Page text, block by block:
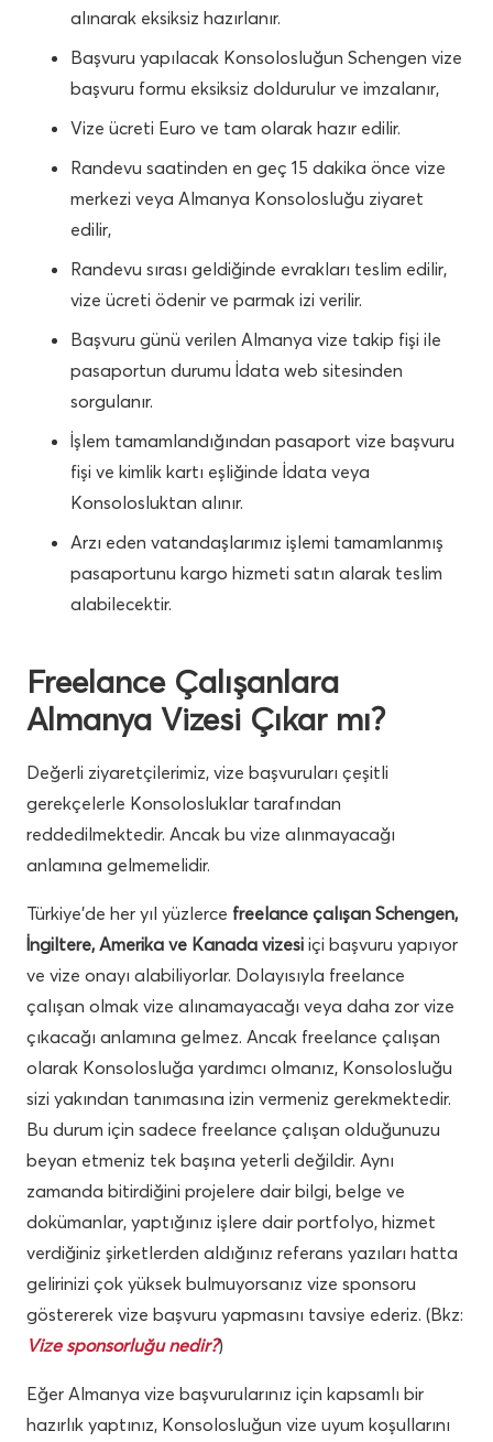
alınarak eksiksiz hazırlanır.
Başvuru yapılacak Konsolosluğun Schengen vize
başvuru formu eksiksiz doldurulur ve imzalanır,
Vize ücreti Euro ve tam olarak hazır edilir.
Randevu saatinden en geç 15 dakika önce vize
merkezi veya Almanya Konsolosluğu ziyaret
edilir,
Randevu sırası geldiğinde evrakları teslim edilir,
vize ücreti ödenir ve parmak izi verilir.
Başvuru günü verilen Almanya vize takip fişi ile
pasaportun durumu İdata web sitesinden
sorgulanır.
İşlem tamamlandığından pasaport vize başvuru
fişi ve kimlik kartı eşliğinde İdata veya
Konsolosluktan alınır.
Arzı eden vatandaşlarımız işlemi tamamlanmış
pasaportunu kargo hizmeti satın alarak teslim
alabilecektir.
Freelance Çalışanlara
Almanya Vizesi Çıkar mı?
Değerli ziyaretçilerimiz, vize başvuruları çeşitli
gerekçelerle Konsolosluklar tarafından
reddedilmektedir. Ancak bu vize alınmayacağı
anlamına gelmemelidir.
Türkiye’de her yıl yüzlerce freelance çalışan Schengen,
İngiltere, Amerika ve Kanada vizesi içi başvuru yapıyor
ve vize onayı alabiliyorlar. Dolayısıyla freelance
çalışan olmak vize alınamayacağı veya daha zor vize
çıkacağı anlamına gelmez. Ancak freelance çalışan
olarak Konsolosluğa yardımcı olmanız, Konsolosluğu
sizi yakından tanımasına izin vermeniz gerekmektedir.
Bu durum için sadece freelance çalışan olduğunuzu
beyan etmeniz tek başına yeterli değildir. Aynı
zamanda bitirdiğini projelere dair bilgi, belge ve
dokümanlar, yaptığınız işlere dair portfolyo, hizmet
verdiğiniz şirketlerden aldığınız referans yazıları hatta
gelirinizi çok yüksek bulmuyorsanız vize sponsoru
göstererek vize başvuru yapmasını tavsiye ederiz. (Bkz:
Vize sponsorluğu nedir?)
Eğer Almanya vize başvurularınız için kapsamlı bir
hazırlık yaptınız, Konsolosluğun vize uyum koşullarını